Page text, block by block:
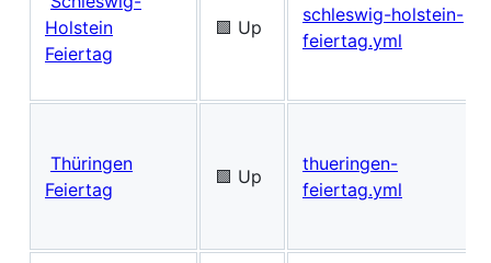
Holstein
Feiertag
🟩 Up
schleswig-holstein-
feiertag.yml
Thüringen
Feiertag
🟩 Up
thueringen-
feiertag.yml